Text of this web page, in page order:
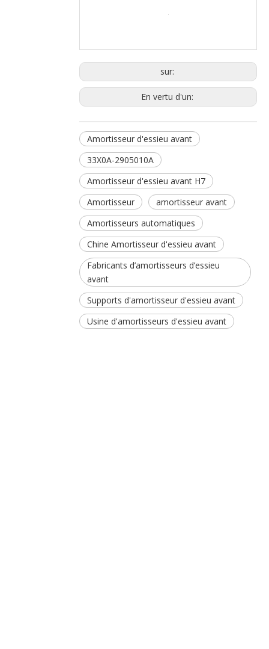
sur:
En vertu d'un:
Amortisseur d'essieu avant
33X0A-2905010A
Amortisseur d'essieu avant H7
Amortisseur
amortisseur avant
Amortisseurs automatiques
Chine Amortisseur d'essieu avant
Fabricants d’amortisseurs d’essieu
avant
Supports d'amortisseur d'essieu avant
Usine d'amortisseurs d'essieu avant